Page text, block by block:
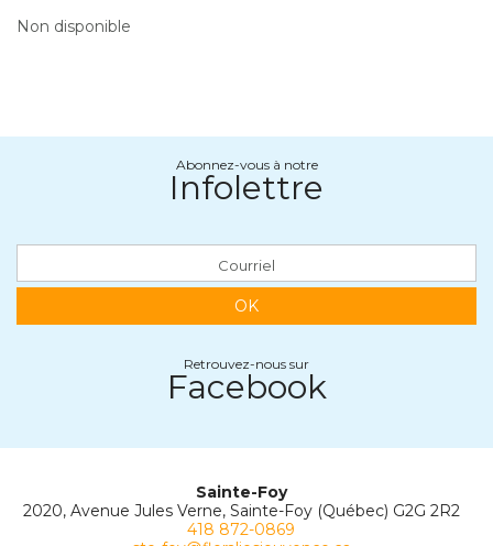
Non disponible
Abonnez-vous à notre
Infolettre
OK
Retrouvez-nous sur
Facebook
Sainte-Foy
2020, Avenue Jules Verne, Sainte-Foy (Québec) G2G 2R2
418 872-0869